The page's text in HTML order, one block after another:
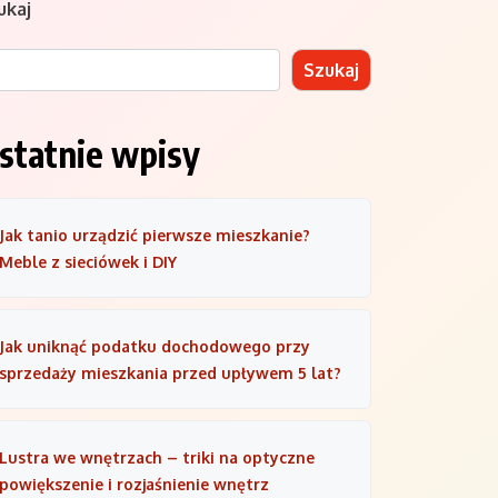
Szukaj
wpisy
Jak tanio urządzić pierwsze mieszkanie?
Meble z sieciówek i DIY
Jak uniknąć podatku dochodowego przy
sprzedaży mieszkania przed upływem 5 lat?
Lustra we wnętrzach – triki na optyczne
powiększenie i rozjaśnienie wnętrz